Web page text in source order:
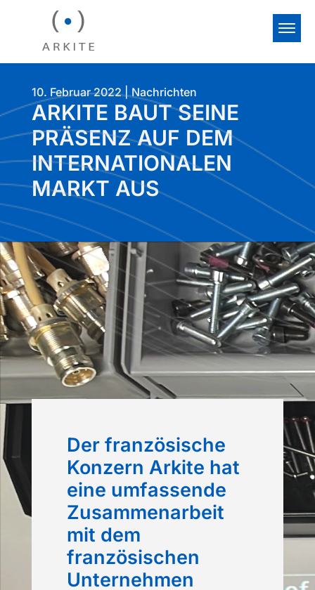
ARKITE BAUT SEINE
PRÄSENZ AUF DEM
INTERNATIONALEN
MARKT AUS
10. Februar 2022|Nachrichten
Der französische
Konzern Arkite hat
eine umfassende
Zusammenarbeit
mit dem
französischen
Unternehmen